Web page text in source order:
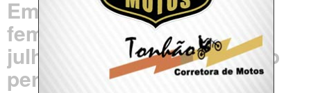
Em Pernambuco, casos de
feminicídios cresceram em
julho em relação ao mesmo
período do ano passado